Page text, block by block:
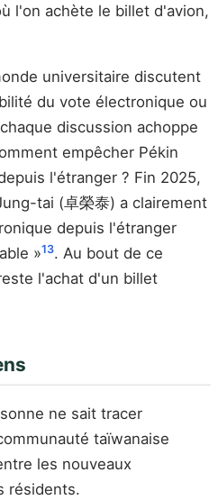
l'on achète le billet d'avion,
universitaire discutent
du vote électronique ou
discussion achoppe
empêcher Pékin
l'étranger ? Fin 2025,
tai (卓榮泰) a clairement
depuis l'étranger
»13. Au bout de ce
l'achat d'un billet
ne sait tracer
taïwanaise
les nouveaux
résidents.